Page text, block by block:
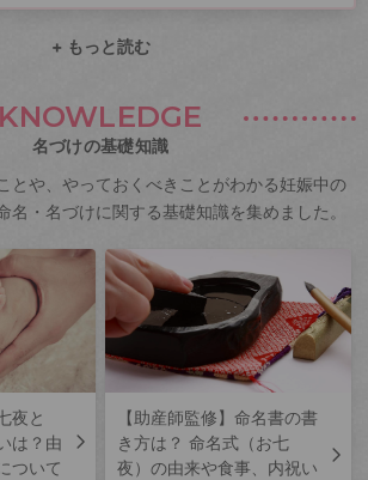
+ もっと読む
KNOWLEDGE
名づけの基礎知識
とや、やっておくべきことがわかる妊娠中の
名・名づけに関する基礎知識を集めました。
夜と
は？由
ついて
【助産師監修】命名書の書
き方は？ 命名式（お七
夜）の由来や食事、内祝い